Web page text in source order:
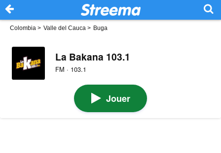
Colombia > Valle del Cauca > Buga
La Bakana 103.1
FM · 103.1
Jouer